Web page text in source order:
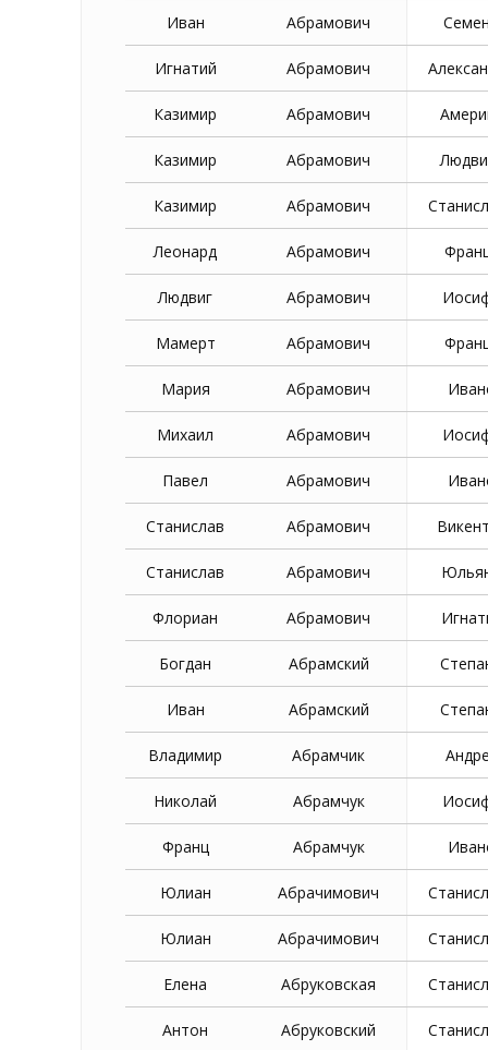
Иван Абрамович
Игнатий Абрамович
Казимир Абрамович
Казимир Абрамович
Казимир Абрамович
Леонард Абрамович
Людвиг Абрамович
Мамерт Абрамович
Мария Абрамович
Михаил Абрамович
Павел Абрамович
Станислав Абрамович
Станислав Абрамович
Флориан Абрамович
Богдан Абрамский
Иван Абрамский
Владимир Абрамчик
Николай Абрамчук
Франц Абрамчук
Юлиан Абрачимович
Юлиан Абрачимович
Елена Абруковская
Антон Абруковский